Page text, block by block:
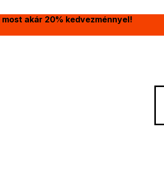
most akár 20% kedvezménnyel!